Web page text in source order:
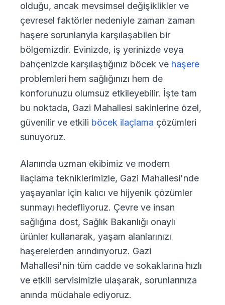
olduğu, ancak mevsimsel değişiklikler ve
çevresel faktörler nedeniyle zaman zaman
haşere sorunlarıyla karşılaşabilen bir
bölgemizdir. Evinizde, iş yerinizde veya
bahçenizde karşılaştığınız böcek ve haşere
problemleri hem sağlığınızı hem de
konforunuzu olumsuz etkileyebilir. İşte tam
bu noktada, Gazi Mahallesi sakinlerine özel,
güvenilir ve etkili böcek ilaçlama çözümleri
sunuyoruz.
Alanında uzman ekibimiz ve modern
ilaçlama tekniklerimizle, Gazi Mahallesi'nde
yaşayanlar için kalıcı ve hijyenik çözümler
sunmayı hedefliyoruz. Çevre ve insan
sağlığına dost, Sağlık Bakanlığı onaylı
ürünler kullanarak, yaşam alanlarınızı
haşerelerden arındırıyoruz. Gazi
Mahallesi'nin tüm cadde ve sokaklarına hızlı
ve etkili servisimizle ulaşarak, sorunlarınıza
anında müdahale ediyoruz.